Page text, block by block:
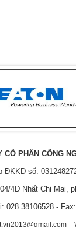
CỔ PHẦN CÔNG
ĐKKD số:
4D Nhất Chi Mai,
028.38106528 -
-